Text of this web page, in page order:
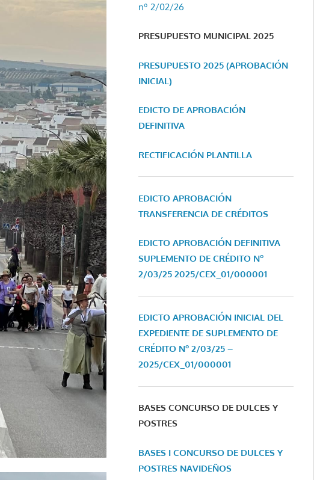
nº 2/02/26
PRESUPUESTO MUNICIPAL 2025
PRESUPUESTO 2025 (APROBACIÓN
INICIAL)
EDICTO DE APROBACIÓN
DEFINITIVA
RECTIFICACIÓN PLANTILLA
EDICTO APROBACIÓN
TRANSFERENCIA DE CRÉDITOS
EDICTO APROBACIÓN DEFINITIVA
SUPLEMENTO DE CRÉDITO Nº
2/03/25 2025/CEX_01/000001
EDICTO APROBACIÓN INICIAL DEL
EXPEDIENTE DE SUPLEMENTO DE
CRÉDITO Nº 2/03/25 –
2025/CEX_01/000001
BASES CONCURSO DE DULCES Y
POSTRES
BASES I CONCURSO DE DULCES Y
POSTRES NAVIDEÑOS